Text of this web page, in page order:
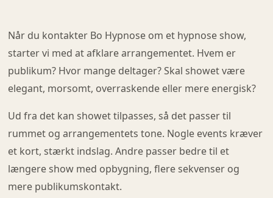
Når du kontakter Bo Hypnose om et hypnose show,
starter vi med at afklare arrangementet. Hvem er
publikum? Hvor mange deltager? Skal showet være
elegant, morsomt, overraskende eller mere energisk?
Ud fra det kan showet tilpasses, så det passer til
rummet og arrangementets tone. Nogle events kræver
et kort, stærkt indslag. Andre passer bedre til et
længere show med opbygning, flere sekvenser og
mere publikumskontakt.